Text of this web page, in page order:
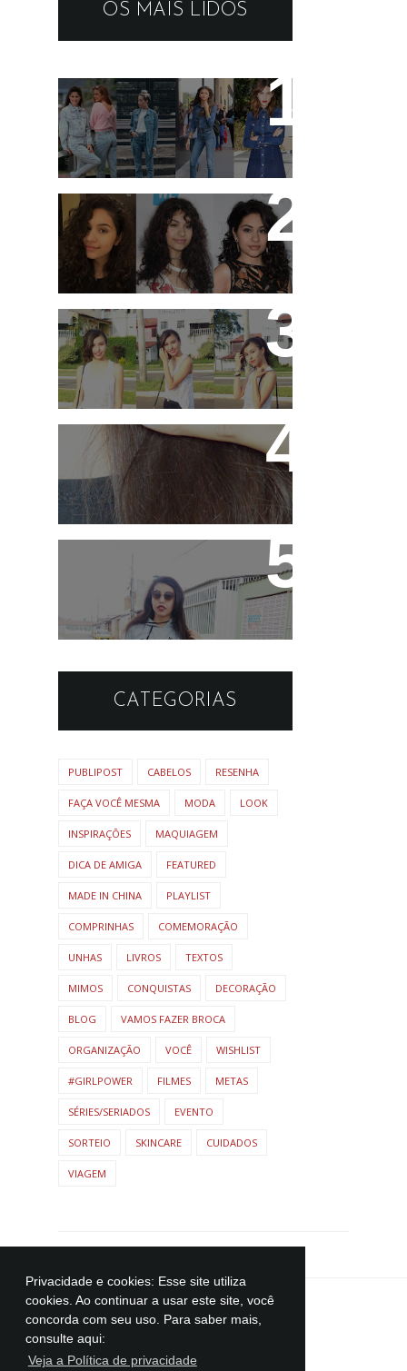
Privacidade e cookies: Esse site utiliza
cookies. Ao continuar a usar este site, você
concorda com seu uso. Para saber mais,
consulte aqui:
Veja a Política de privacidade
OS MAIS LIDOS
19 tendências dos
anos 90 que estão em
alta
11 artistas que tem o
cabelo ondulado para
você se inspirar!
3 ideias de looks para
ir pra escola!
Hidratando o cabelo
com Leite !
Look: Moletom cinza e
sapatilha simples
CATEGORIAS
PUBLIPOST CABELOS RESENHA
FAÇA VOCÊ MESMA MODA LOOK
INSPIRAÇÕES MAQUIAGEM
DICA DE AMIGA FEATURED
MADE IN CHINA PLAYLIST
COMPRINHAS COMEMORAÇÃO
UNHAS LIVROS TEXTOS
MIMOS CONQUISTAS DECORAÇÃO
BLOG VAMOS FAZER BROCA
ORGANIZAÇÃO VOCÊ WISHLIST
#GIRLPOWER FILMES METAS
SÉRIES/SERIADOS EVENTO
SORTEIO SKINCARE CUIDADOS
VIAGEM